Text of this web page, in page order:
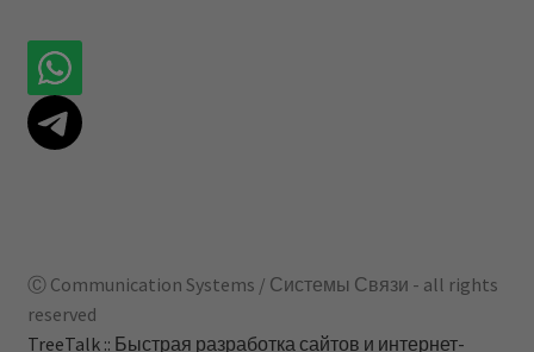
Ⓒ Communication Systems / Системы Связи - all rights
reserved
TreeTalk :: Быстрая разработка сайтов и интернет-